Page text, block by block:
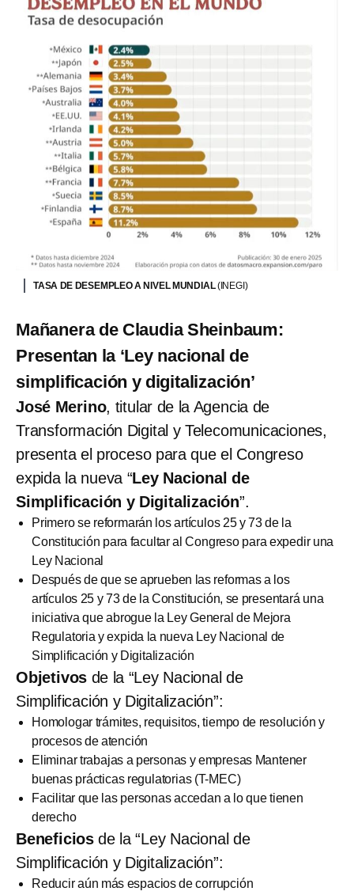
TASA DE DESEMPLEO A NIVEL MUNDIAL(INEGI)
Mañanera de Claudia Sheinbaum:
Presentan la ‘Ley nacional de
simplificación y digitalización’
José Merino, titular de la Agencia de
Transformación Digital y Telecomunicaciones,
presenta el proceso para que el Congreso
expida la nueva “Ley Nacional de
Simplificación y Digitalización”.
Primero se reformarán los artículos 25 y 73 de la
Constitución para facultar al Congreso para expedir una
Ley Nacional
Después de que se aprueben las reformas a los
artículos 25 y 73 de la Constitución, se presentará una
iniciativa que abrogue la Ley General de Mejora
Regulatoria y expida la nueva Ley Nacional de
Simplificación y Digitalización
Objetivos de la “Ley Nacional de
Simplificación y Digitalización”:
Homologar trámites, requisitos, tiempo de resolución y
procesos de atención
Eliminar trabajas a personas y empresas Mantener
buenas prácticas regulatorias (T-MEC)
Facilitar que las personas accedan a lo que tienen
derecho
Beneficios de la “Ley Nacional de
Simplificación y Digitalización”:
Reducir aún más espacios de corrupción